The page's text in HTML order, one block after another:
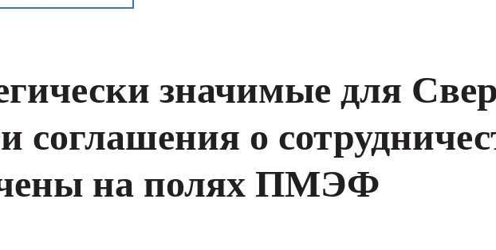
значимые для
соглашения о
на полях ПМЭФ